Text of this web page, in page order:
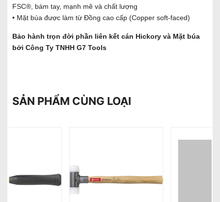
FSC®, bám tay, mạnh mẽ và chất lượng
• Mặt búa được làm từ Đồng cao cấp (Copper soft-faced)
Bảo hành trọn đời phần liên kết cán Hickory và Mặt búa
bởi Công Ty TNHH G7 Tools
SẢN PHẨM CÙNG LOẠI